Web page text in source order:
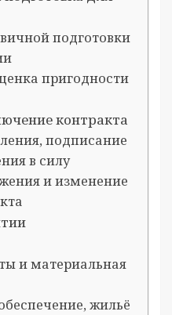
подготовки
пригодности
контракта
подписание
в силу
и изменение
и материальная
жильё